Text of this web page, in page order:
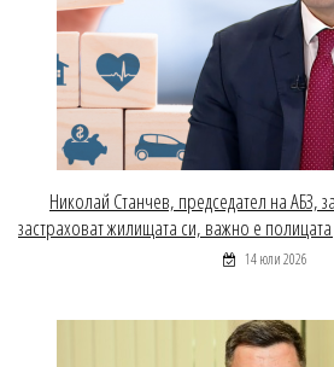
Николай Станчев, председател на АБЗ,
застраховат жилищата си, важно е
14 юли 2026